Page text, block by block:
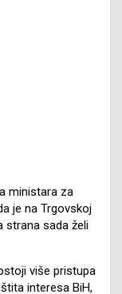
ministara za
je na Trgovskoj
strana sada želi
više pristupa
interesa BiH,